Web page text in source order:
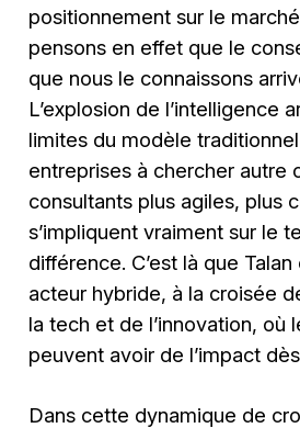
positionnement sur le
pensons en effet que le
que nous le connaissons
L’explosion de l’intelligence
limites du modèle
entreprises à chercher autre
consultants plus agiles, plus
s’impliquent vraiment sur le
différence. C’est là que
acteur hybride, à la croisée
la tech et de l’innovation, où
peuvent avoir de l’impact
Dans cette dynamique de